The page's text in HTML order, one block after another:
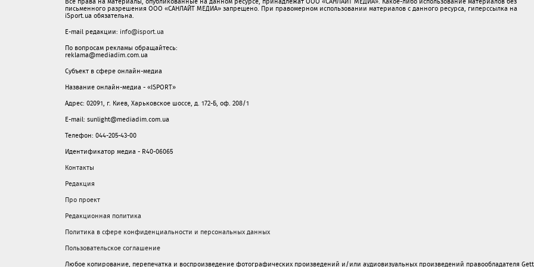
письменного разрешения ООО «САНЛАЙТ МЕДИА» запрещено. При правомерном использовании материалов с данного ресурса, гиперссылка на
iSport.ua обязательна.
E-mail редакции: info@isport.ua
По вопросам рекламы обращайтесь:
reklama@mediadim.com.ua
Субъект в сфере онлайн-медиа
Название онлайн-медиа - «ISPORT»
Адрес: 02091, г. Киев, Харьковское шоссе, д. 172-Б, оф. 208/1
E-mail: sunlight@mediadim.com.ua
Телефон: 044-205-43-00
Идентификатор медиа - R40-06065
Контакты
Редакция
Про проект
Редакционная политика
Политика в сфере конфиденциальности и персональных данных
Пользовательское соглашение
Любое копирование, перепечатка и воспроизведение фотографических произведений и/или аудиовизуальных произведений правообладателя